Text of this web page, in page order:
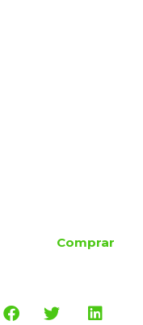
Comprar